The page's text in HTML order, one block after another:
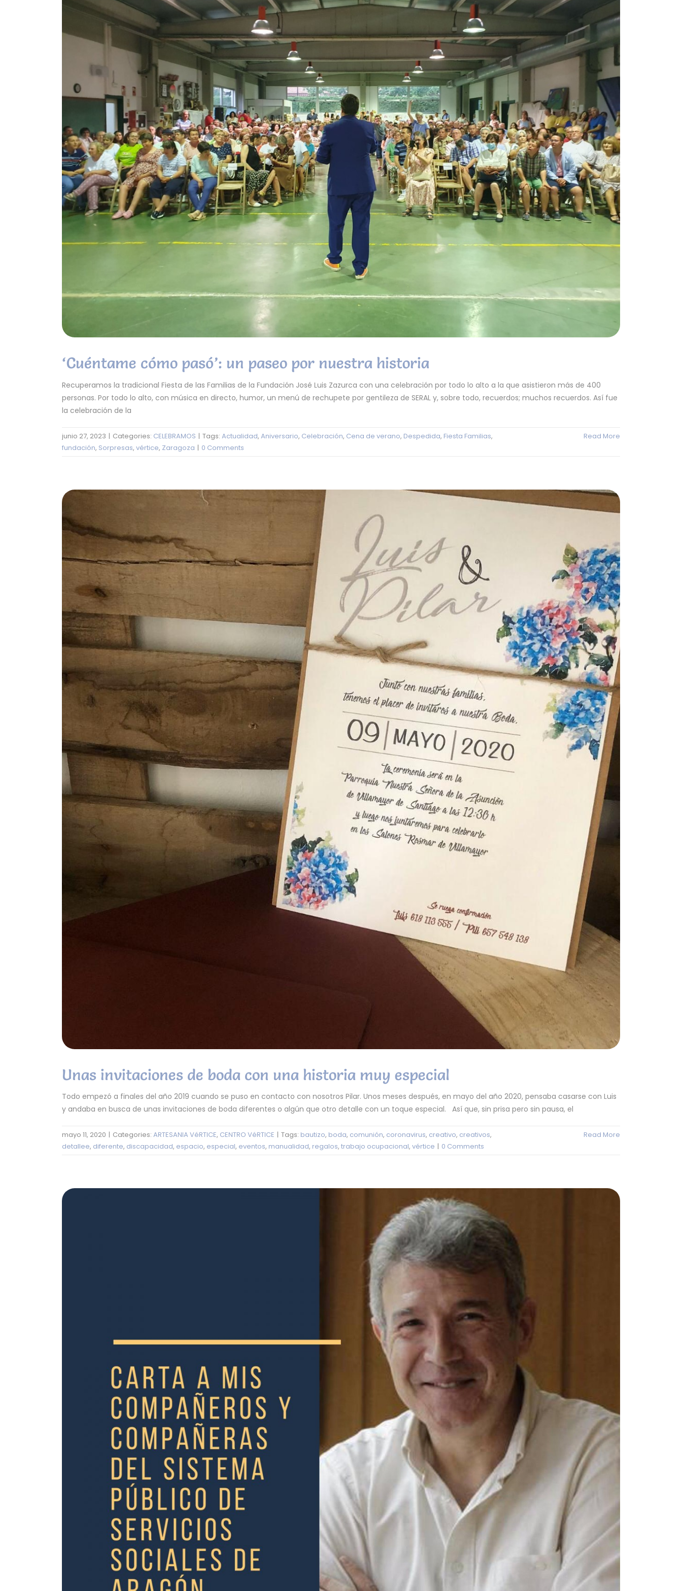
‘Cuéntame cómo pasó’: un paseo por nuestra historia
Recuperamos la tradicional Fiesta de las Familias de la Fundación José Luis Zazurca con una celebración por todo lo alto a la que asistieron más de 400
personas. Por todo lo alto, con música en directo, humor, un menú de rechupete por gentileza de SERAL y, sobre todo, recuerdos; muchos recuerdos. Así fue
la celebración de la
junio 27, 2023 | Categories: CELEBRAMOS | Tags: Actualidad, Aniversario, Celebración, Cena de verano, Despedida, Fiesta Familias,
fundación, Sorpresas, vértice, Zaragoza | 0 Comments
Read More
Unas invitaciones de boda con una historia muy especial
Todo empezó a finales del año 2019 cuando se puso en contacto con nosotros Pilar. Unos meses después, en mayo del año 2020, pensaba casarse con Luis
y andaba en busca de unas invitaciones de boda diferentes o algún que otro detalle con un toque especial. Así que, sin prisa pero sin pausa, el
mayo 11, 2020 | Categories: ARTESANIA VéRTICE, CENTRO VéRTICE | Tags: bautizo, boda, comunión, coronavirus, creativo, creativos,
detallee, diferente, discapacidad, espacio, especial, eventos, manualidad, regalos, trabajo ocupacional, vértice | 0 Comments
Read More